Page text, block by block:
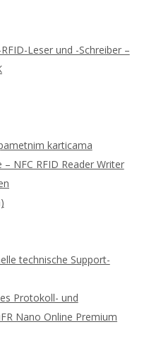
Leser und -Schreiber –
karticama
NFC RFID Reader Writer
technische Support-
Protokoll- und
Nano Online Premium